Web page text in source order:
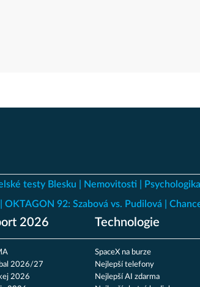
testy Blesku Nemovitosti
OKTAGON 92: Szabová vs. Pudilová
2026
2026/27
2026
Technologie
SpaceX na burze
Nejlepší telefony
Nejlepší AI zdarma